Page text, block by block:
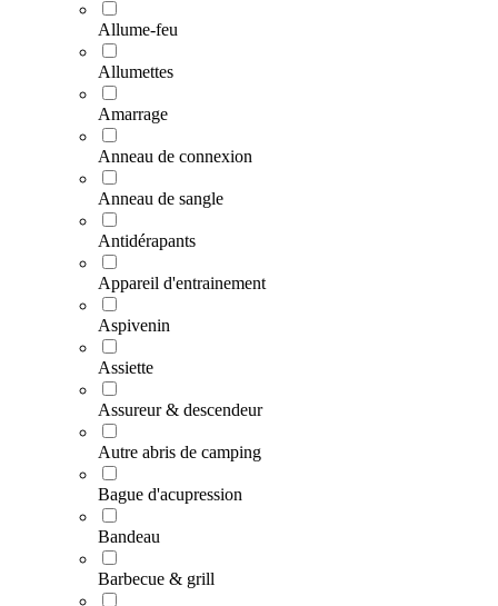
Allume-feu
Allumettes
Amarrage
Anneau de connexion
Anneau de sangle
Antidérapants
Appareil d'entrainement
Aspivenin
Assiette
Assureur & descendeur
Autre abris de camping
Bague d'acupression
Bandeau
Barbecue & grill